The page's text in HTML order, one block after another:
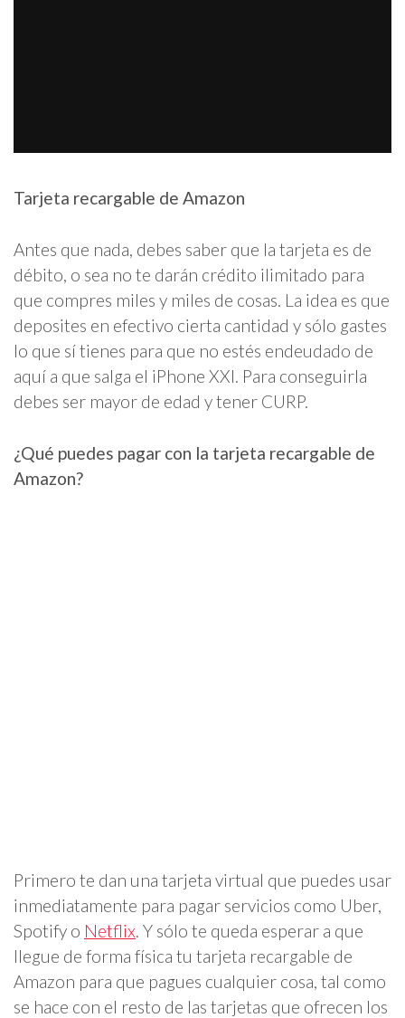
Tarjeta recargable de Amazon
Antes que nada, debes saber que la tarjeta es de
débito, o sea no te darán crédito ilimitado para
que compres miles y miles de cosas. La idea es que
deposites en efectivo cierta cantidad y sólo gastes
lo que sí tienes para que no estés endeudado de
aquí a que salga el iPhone XXI. Para conseguirla
debes ser mayor de edad y tener CURP.
¿Qué puedes pagar con la tarjeta recargable de
Amazon?
Primero te dan una tarjeta virtual que puedes usar
inmediatamente para pagar servicios como Uber,
Spotify o Netflix. Y sólo te queda esperar a que
llegue de forma física tu tarjeta recargable de
Amazon para que pagues cualquier cosa, tal como
se hace con el resto de las tarjetas que ofrecen los